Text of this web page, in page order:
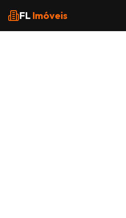
FL Imóveis